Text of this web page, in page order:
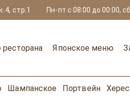
стр.1 Пн-пт с 08:00 до 00:00,
Японское меню
Шампанское Портвейн Херес